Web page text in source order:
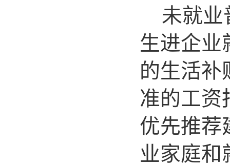
未就业
生进企业
的生活补
准的工资
优先推荐
业家庭和